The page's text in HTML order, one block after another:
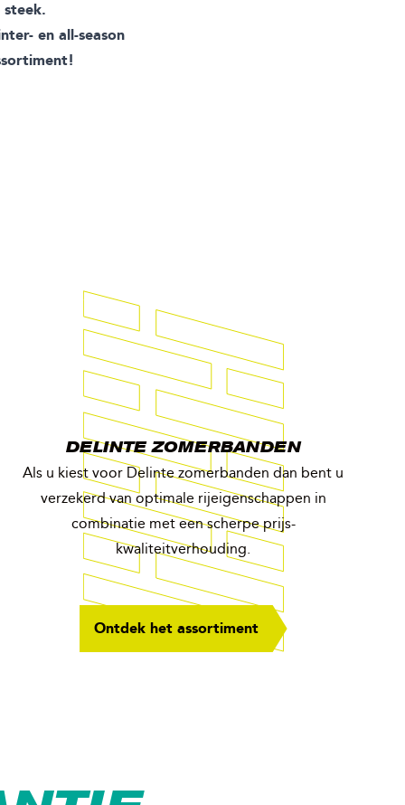
en all-season
DELINTE ZOMERBANDEN
Als u kiest voor Delinte zomerbanden dan bent u
verzekerd van optimale rijeigenschappen in
combinatie met een scherpe prijs-
kwaliteitverhouding.
Ontdek het assortiment